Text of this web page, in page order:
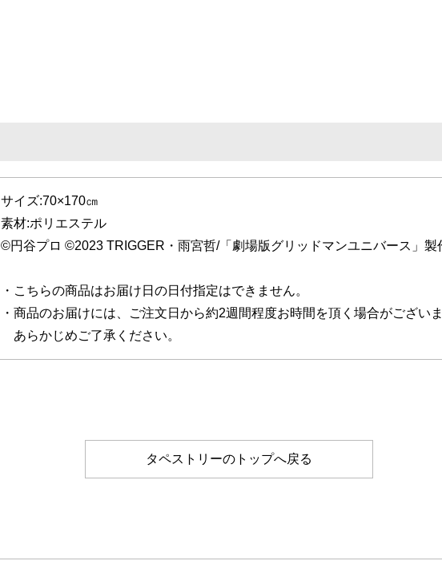
サイズ:70×170㎝
素材:ポリエステル
©円谷プロ ©2023 TRIGGER・雨宮哲/「劇場版グリッドマンユニバース」製
・こちらの商品はお届け日の日付指定はできません。
・商品のお届けには、ご注文日から約2週間程度お時間を頂く場合がございま
あらかじめご了承ください。
タペストリーのトップへ戻る